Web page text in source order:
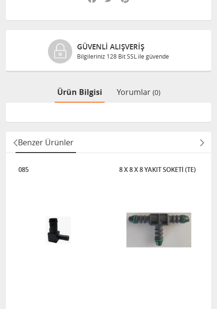
GÜVENLI ALIŞVERIŞ
Bilgileriniz 128 Bit SSL ile güvende
Ürün Bilgisi Yorumlar (0)
Benzer Ürünler
085 8 X 8 X 8 YAKIT SOKETİ (TE)